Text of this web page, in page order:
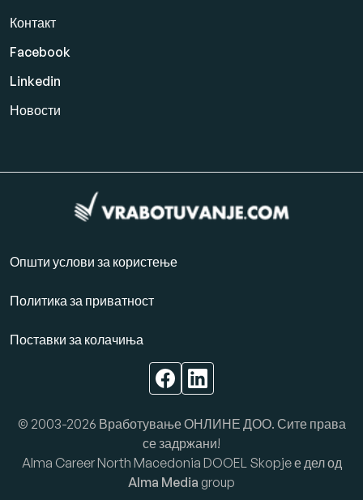
Контакт
Facebook
Linkedin
Новости
Општи услови за користење
Политика за приватност
Поставки за колачиња
© 2003-2026 Вработување ОНЛИНЕ ДОО. Сите права
се задржани!
Alma Career North Macedonia DOOEL Skopje е дел од
Alma Media group